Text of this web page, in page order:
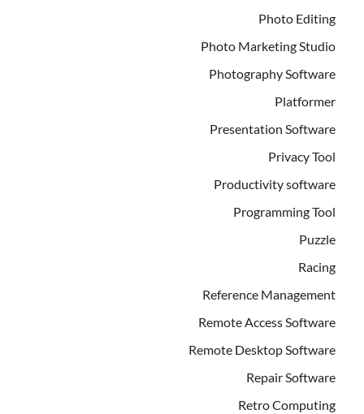
Photo Editing
Photo Marketing Studio
Photography Software
Platformer
Presentation Software
Privacy Tool
Productivity software
Programming Tool
Puzzle
Racing
Reference Management
Remote Access Software
Remote Desktop Software
Repair Software
Retro Computing